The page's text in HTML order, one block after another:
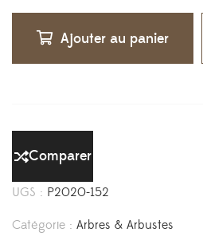
Ajouter au panier
Comparer
UGS : P2020-152
Catégorie : Arbres & Arbustes